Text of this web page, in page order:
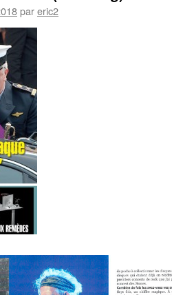
pareric2